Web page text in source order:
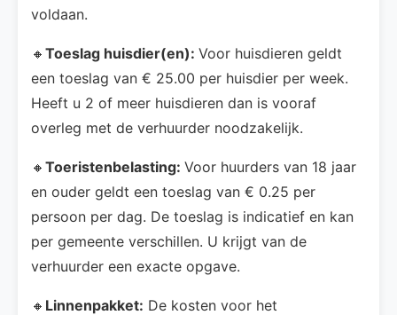
voldaan.
🔸 Toeslag huisdier(en): Voor huisdieren geldt
een toeslag van € 25.00 per huisdier per week.
Heeft u 2 of meer huisdieren dan is vooraf
overleg met de verhuurder noodzakelijk.
🔸 Toeristenbelasting: Voor huurders van 18 jaar
en ouder geldt een toeslag van € 0.25 per
persoon per dag. De toeslag is indicatief en kan
per gemeente verschillen. U krijgt van de
verhuurder een exacte opgave.
🔸 Linnenpakket: De kosten voor het